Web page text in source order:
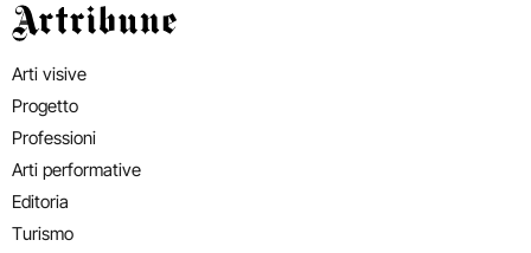
Artribune
Arti visive
Progetto
Professioni
Arti performative
Editoria
Turismo